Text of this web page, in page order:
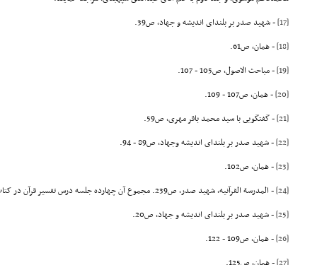
[17]
- شهید صدر بر بلنداى اندیشه و جهاد، ص39.
[18]
- همان، ص61.
[19]
- مباحث الاصول، ص105 - 107.
[20]
- همان، ص107 - 109.
[21]
- گفتگویى با سید محمد باقر مهرى، ص59.
[22]
- شهید صدر بر بلنداى اندیشه وجهاد، ص89 - 94.
[23]
- همان، ص102.
[24]
- المدرسة القرآنیه، شهید صدر، ص239. مجموع آن چهارده جلسه درس تفسیر قرآن در کتاب «المدرسة القرآنیه» تدوین شده است.
[25]
- شهید صدر بر بلنداى اندیشه و جهاد، ص20.
[26]
- همان، ص109 - 122.